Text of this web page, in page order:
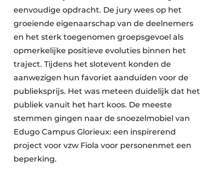
eenvoudige opdracht. De jury wees op het
groeiende eigenaarschap van de deelnemers
en het sterk toegenomen groepsgevoel als
opmerkelijke positieve evoluties binnen het
traject. Tijdens het slotevent konden de
aanwezigen hun favoriet aanduiden voor de
publieksprijs. Het was meteen duidelijk dat het
publiek vanuit het hart koos. De meeste
stemmen gingen naar de snoezelmobiel van
Edugo Campus Glorieux: een inspirerend
project voor vzw Fiola voor personenmet een
beperking.